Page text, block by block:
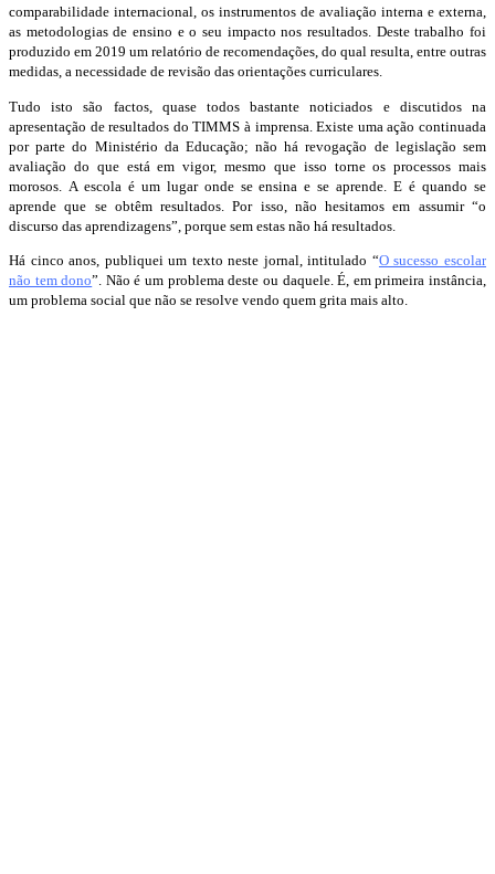
comparabilidade internacional, os instrumentos de avaliação interna e externa,
as metodologias de ensino e o seu impacto nos resultados. Deste trabalho foi
produzido em 2019 um relatório de recomendações, do qual resulta, entre outras
medidas, a necessidade de revisão das orientações curriculares.
Tudo isto são factos, quase todos bastante noticiados e discutidos na
apresentação de resultados do TIMMS à imprensa. Existe uma ação continuada
por parte do Ministério da Educação; não há revogação de legislação sem
avaliação do que está em vigor, mesmo que isso torne os processos mais
morosos. A escola é um lugar onde se ensina e se aprende. E é quando se
aprende que se obtêm resultados. Por isso, não hesitamos em assumir “o
discurso das aprendizagens”, porque sem estas não há resultados.
Há cinco anos, publiquei um texto neste jornal, intitulado “O sucesso escolar
não tem dono”. Não é um problema deste ou daquele. É, em primeira instância,
um problema social que não se resolve vendo quem grita mais alto.